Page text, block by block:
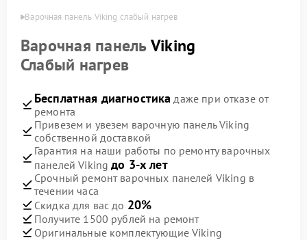
Варочная панель Viking слабый нагрев
Варочная панельViking
Слабый нагрев
Бесплатная диагностика даже при отказе от
ремонта
Привезем и увезем варочную панель Viking
собственной доставкой
Гарантия на наши работы по ремонту варочных
панелей Vikingдо 3-х лет
Срочный ремонт варочных панелей Viking в
течении часа
Скидка для вас до 20%
Получите 1500 рублей на ремонт
Оригинальные комплектующие Viking